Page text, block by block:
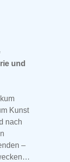
und
Kunst
nach
–